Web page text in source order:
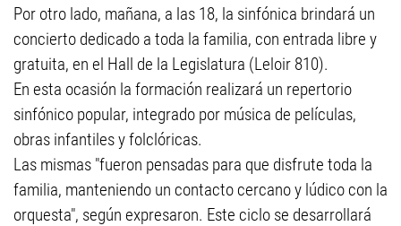
Por otro lado, mañana, a las 18, la sinfónica brindará un
concierto dedicado a toda la familia, con entrada libre y
gratuita, en el Hall de la Legislatura (Leloir 810).
En esta ocasión la formación realizará un repertorio
sinfónico popular, integrado por música de películas,
obras infantiles y folclóricas.
Las mismas "fueron pensadas para que disfrute toda la
familia, manteniendo un contacto cercano y lúdico con la
orquesta", según expresaron. Este ciclo se desarrollará